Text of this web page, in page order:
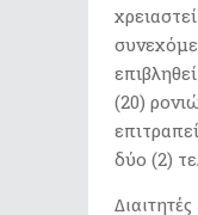
(20)
δύο (2)